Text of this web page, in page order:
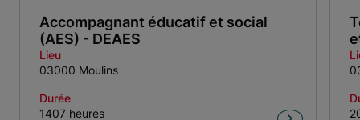
Accompagnant éducatif et social
(AES) - DEAES
Lieu
03000 Moulins
Durée
1407 heures